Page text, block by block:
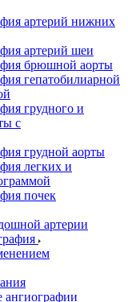
артерий нижних
артерий шеи
брюшной аорты
гепатобилиарной
грудного и
с
грудной аорты
легких и
почек
артерии
ангиографии